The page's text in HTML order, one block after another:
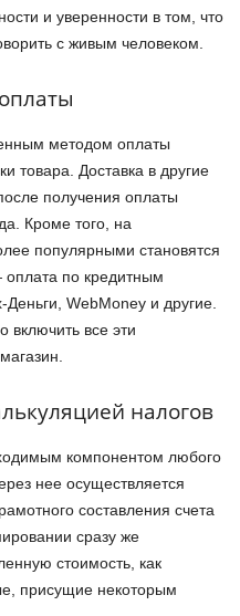
и уверенности в том, что
с живым человеком.
методом оплаты
товара. Доставка в другие
получения оплаты
Кроме того, на
популярными становятся
по кредитным
WebMoney и другие.
включить все эти
налогов
компонентом любого
нее осуществляется
составления счета
сразу же
стоимость, как
присущие некоторым